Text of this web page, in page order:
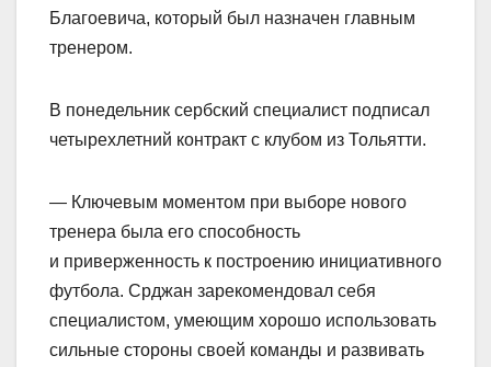
Благоевича, который был назначен главным
тренером.
В понедельник сербский специалист подписал
четырехлетний контракт с клубом из Тольятти.
— Ключевым моментом при выборе нового
тренера была его способность
и приверженность к построению инициативного
футбола. Срджан зарекомендовал себя
специалистом, умеющим хорошо использовать
сильные стороны своей команды и развивать